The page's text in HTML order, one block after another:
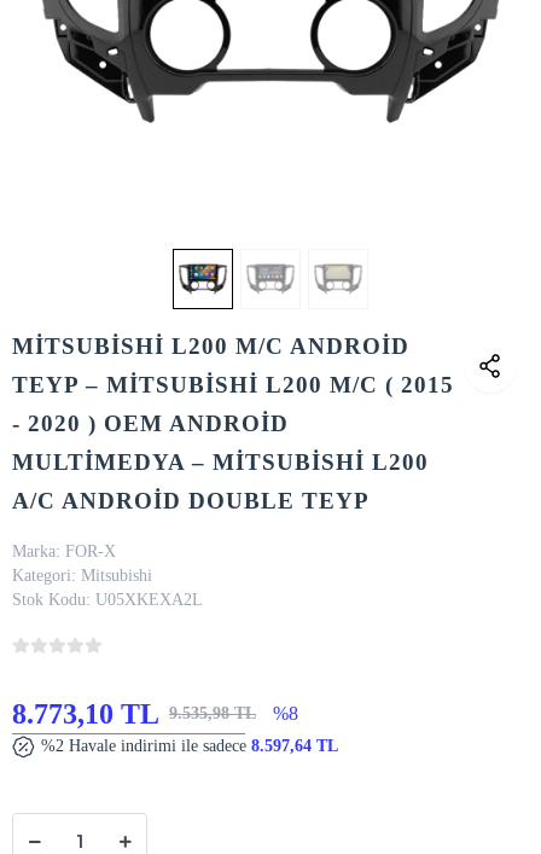
MİTSUBİSHİ L200 M/C ANDROİD
TEYP – MİTSUBİSHİ L200 M/C ( 2015
- 2020 ) OEM ANDROİD
MULTİMEDYA – MİTSUBİSHİ L200
A/C ANDROİD DOUBLE TEYP
Marka: FOR-X
Kategori: Mitsubishi
Stok Kodu: U05XKEXA2L
8.773,10 TL 9.535,98 TL %8
%2 Havale indirimi ile sadece 8.597,64 TL